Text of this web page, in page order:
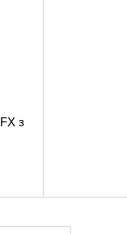
з